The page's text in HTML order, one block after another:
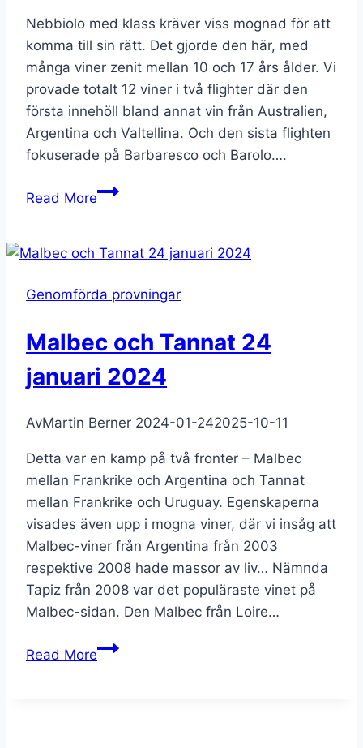
Nebbiolo med klass kräver viss mognad för att
komma till sin rätt. Det gjorde den här, med
många viner zenit mellan 10 och 17 års ålder. Vi
provade totalt 12 viner i två flighter där den
första innehöll bland annat vin från Australien,
Argentina och Valtellina. Och den sista flighten
fokuserade på Barbaresco och Barolo….
Read MoreNebbiolo
2024
Genomförda provningar
Malbec och Tannat 24
januari 2024
AvMartin Berner 2024-01-242025-10-11
Detta var en kamp på två fronter – Malbec
mellan Frankrike och Argentina och Tannat
mellan Frankrike och Uruguay. Egenskaperna
visades även upp i mogna viner, där vi insåg att
Malbec-viner från Argentina från 2003
respektive 2008 hade massor av liv… Nämnda
Tapiz från 2008 var det populäraste vinet på
Malbec-sidan. Den Malbec från Loire…
Read MoreMalbec